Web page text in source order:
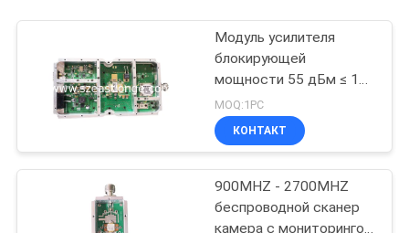
Модуль усилителя
блокирующей
мощности 55 дБм ≤ 10
А рабочего тока
MOQ:1PC
КОНТАКТ
900MHZ - 2700MHZ
беспроводной сканер
камера с мониторингом